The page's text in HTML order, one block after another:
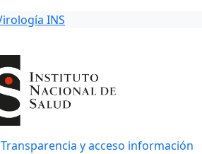
Transparencia y acceso información